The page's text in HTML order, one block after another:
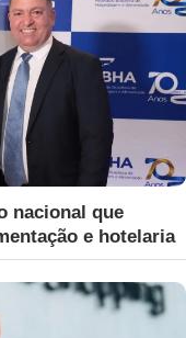
nacional que
e hotelaria